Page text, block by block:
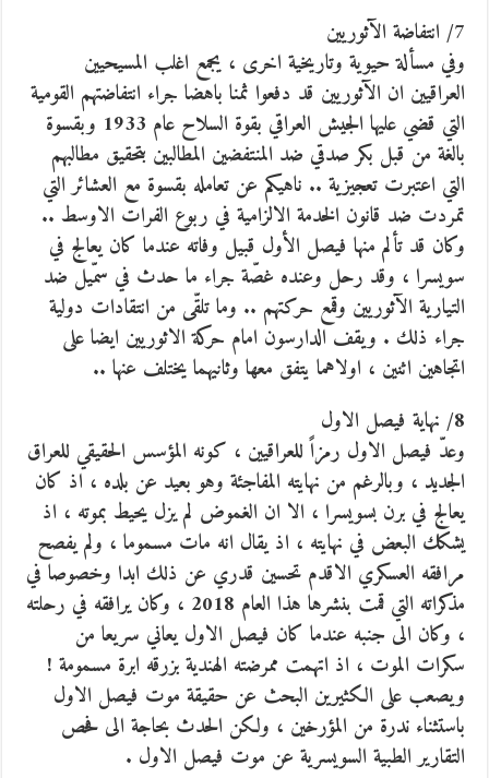
7/ انتفاضة الآثوريين
وفي مسألة حيوية وتاريخية اخرى ، يجمع اغلب المسيحيين
العراقيين ان الآثوريين قد دفعوا ثمنا باهضا جراء انتفاضتهم القومية
التي قضي عليها الجيش العراقي بقوة السلاح عام 1933 وبقسوة
بالغة من قبل بكر صدقي ضد المنتفضين المطالبين بتحقيق مطالبهم
التي اعتبرت تعجيزية .. ناهيكم عن تعامله بقسوة مع العشائر التي
تمردت ضد قانون الخدمة الالزامية في ربوع الفرات الاوسط ..
وكان قد تألم منها فيصل الأول قبيل وفاته عندما كان يعالج في
سويسرا ، وقد رحل وعنده غصّة جراء ما حدث في سمّيل ضد
التيارية الآثوريين وقمع حركتهم .. وما تلقّى من انتقادات دولية
جراء ذلك . ويقف الدارسون امام حركة الاثوريين ايضا على
اتجاهين اثنين ، اولاهما يتفق معها وثانيهما يختلف عنها ..
8/ نهاية فيصل الاول
وعدّ فيصل الاول رمزاً للعراقيين ، كونه المؤسس الحقيقي للعراق
الجديد ، وبالرغم من نهايته المفاجئة وهو بعيد عن بلده ، اذ كان
يعالج في برن بسويسرا ، الا ان الغموض لم يزل يحيط بموته ، اذ
يشكك البعض في نهايته ، اذ يقال انه مات مسموما ، ولم يفصح
مرافقه العسكري الاقدم تحسين قدري عن ذلك ابدا وخصوصا في
مذكراته التي قمت بنشرها هذا العام 2018 ، وكان يرافقه في رحلته
، وكان الى جنبه عندما كان فيصل الاول يعاني سريعا من
سكرات الموت ، اذ اتهمت ممرضته الهندية بزرقه ابرة مسمومة !
ويصعب على الكثيرين البحث عن حقيقة موت فيصل الاول
باستثناء ندرة من المؤرخين ، ولكن الحدث بحاجة الى فحص
التقارير الطبية السويسرية عن موت فيصل الاول .